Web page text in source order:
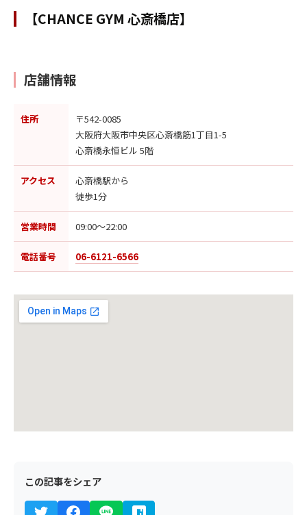
【CHANCE GYM 心斎橋店】
店舗情報
住所
〒542-0085
大阪府大阪市中央区心斎橋筋1丁目1-5
心斎橋永恒ビル 5階
アクセス
心斎橋駅から
徒歩1分
営業時間 09:00〜22:00
電話番号 06-6121-6566
この記事をシェア